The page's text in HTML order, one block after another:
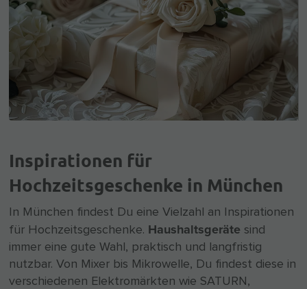
Inspirationen für
Hochzeitsgeschenke in München
In München findest Du eine Vielzahl an Inspirationen
für Hochzeitsgeschenke. Haushaltsgeräte sind
immer eine gute Wahl, praktisch und langfristig
nutzbar. Von Mixer bis Mikrowelle, Du findest diese in
verschiedenen Elektromärkten wie SATURN,